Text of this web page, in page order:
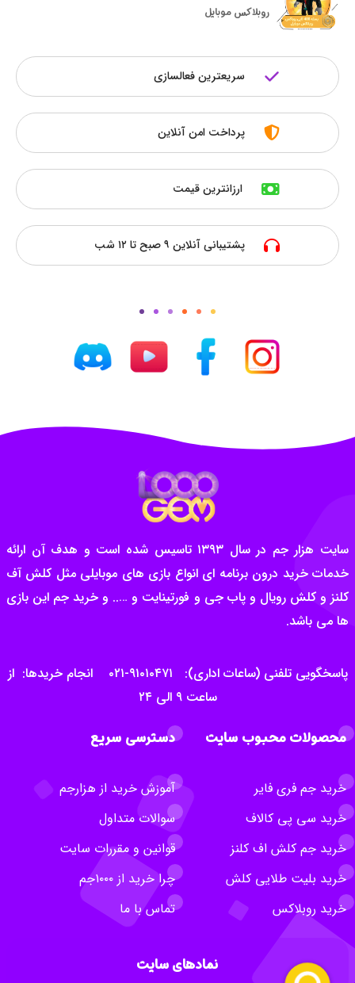
روبلاکس موبایل
سریعترین فعالسازی
پرداخت امن آنلاین
ارزانترین قیمت
پشتیبانی آنلاین ۹ صبح تا ۱۲ شب
سایت هزار جم در سال ۱۳۹۳ تاسیس شده است و هدف آن ارائه
خدمات خرید درون برنامه ای انواع بازی های موبایلی مثل کلش آف
کلنز و کلش رویال و پاب جی و فورتینایت و ….. و خرید جم این بازی
ها می باشد.
پاسخگویی تلفنی (ساعات اداری): ۹۱۰۱۰۴۷۱-۰۲۱ انجام خریدها: از
ساعت ۹ الی ۲۴
محصولات محبوب سایت
خرید جم فری فایر
خرید سی پی کالاف
خرید جم کلش اف کلنز
خرید بلیت طلایی کلش
خرید روبلاکس
دسترسی سریع
آموزش خرید از هزارجم
سوالات متداول
قوانین و مقررات سایت
چرا خرید از ۱۰۰۰جم
تماس با ما
نمادهای سایت